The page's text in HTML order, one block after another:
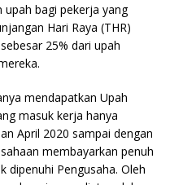
bagi pekerja yang
Hari Raya (THR)
25% dari upah
mendapatkan Upah
masuk kerja hanya
April 2020 sampai dengan
membayarkan penuh
dipenuhi Pengusaha. Oleh